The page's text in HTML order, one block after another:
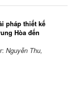
pháp thiết kế
Hòa đến
Nguyễn Thu,